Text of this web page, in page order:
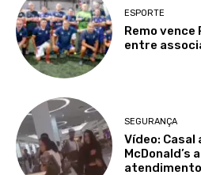
ESPORTE
Remo vence
entre
SEGURANÇA
Vídeo:
McDonald’s